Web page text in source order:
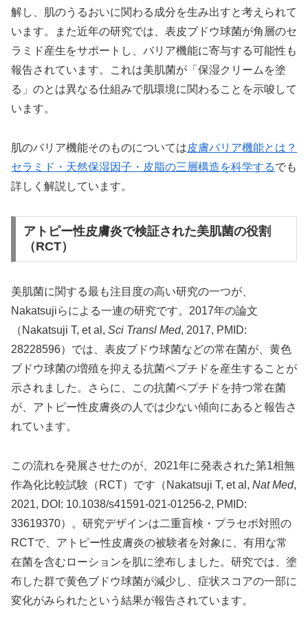
解し、肌のうるおいに関わる成分を生み出すと考えられて
います。また近年の研究では、表皮ブドウ球菌が角層のセ
ラミド産生をサポートし、バリア機能に寄与する可能性も
報告されています。これは美肌菌が「保湿クリームを塗
る」のとは異なる仕組みで肌環境に関わることを示唆して
います。
肌のバリア機能そのものについては皮膚バリア機能とは？
セラミド・天然保湿因子・皮脂の三層構造を科学するでも
詳しく解説しています。
アトピー性皮膚炎で検証された美肌菌の役割
（RCT）
美肌菌に関する最も注目度の高い研究の一つが、
Nakatsujiらによる一連の研究です。2017年の論文
（Nakatsuji T, et al, Sci Transl Med, 2017, PMID:
28228596）では、表皮ブドウ球菌などの常在菌が、黄色
ブドウ球菌の増殖を抑える抗菌ペプチドを産生することが
示されました。さらに、この抗菌ペプチドを持つ常在菌
が、アトピー性皮膚炎の人では少ない傾向にあると報告さ
れています。
この流れを発展させたのが、2021年に発表された第1相無
作為化比較試験（RCT）です（Nakatsuji T, et al, Nat Med,
2021, DOI: 10.1038/s41591-021-01256-2, PMID:
33619370）。研究デザインは二重盲検・プラセボ対照の
RCTで、アトピー性皮膚炎の被験者を対象に、有用な常
在菌を含むローションを肌に塗布しました。研究では、塗
布した群で黄色ブドウ球菌が減少し、症状スコアの一部に
変化がみられたという結果が報告されています。